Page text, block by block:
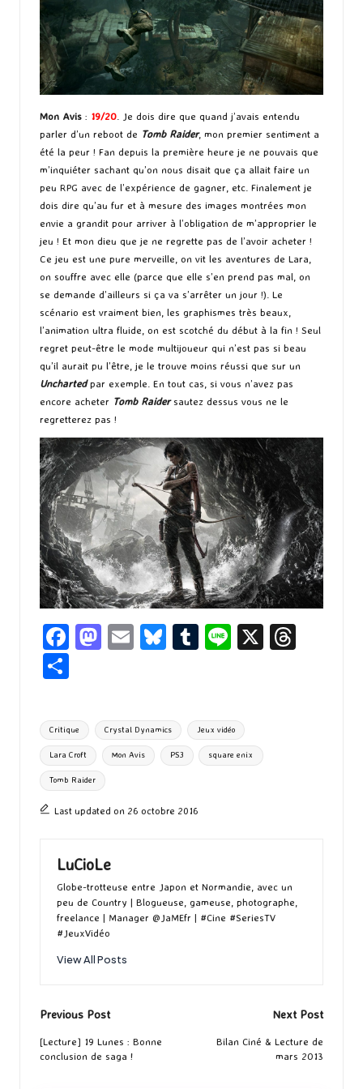
Mon Avis : 19/20 . Je dois dire que quand j’avais entendu
parler d’un reboot de Tomb Raider, mon premier sentiment a
été la peur ! Fan depuis la première heure je ne pouvais que
m’inquiéter sachant qu’on nous disait que ça allait faire un
peu RPG avec de l’expérience de gagner, etc. Finalement je
dois dire qu’au fur et à mesure des images montrées mon
envie a grandit pour arriver à l’obligation de m’approprier le
jeu ! Et mon dieu que je ne regrette pas de l’avoir acheter !
Ce jeu est une pure merveille, on vit les aventures de Lara,
on souffre avec elle (parce que elle s’en prend pas mal, on
se demande d’ailleurs si ça va s’arrêter un jour !). Le
scénario est vraiment bien, les graphismes très beaux,
l’animation ultra fluide, on est scotché du début à la fin ! Seul
regret peut-être le mode multijoueur qui n’est pas si beau
qu’il aurait pu l’être, je le trouve moins réussi que sur un
Uncharted par exemple. En tout cas, si vous n’avez pas
encore acheter Tomb Raidersautez dessus vous ne le
regretterez pas !
Fa
o
o
k
M
d
o
n
E
l
Bl
ky
T
bl
r
Li X
ta
g
er
Tags:
Critique Crystal Dynamics Jeux vidéo
Lara Croft Mon Avis PS3 square enix
Tomb Raider
Last updated on 26 octobre 2016
LuCioLe
Globe-trotteuse entre Japon et Normandie, avec un
peu de Country | Blogueuse, gameuse, photographe,
freelance | Manager @JaMEfr | #Cine #SeriesTV
#JeuxVidéo
View All Posts
Post
navigation
Previous Post
[Lecture] 19 Lunes : Bonne
conclusion de saga !
Next Post
Bilan Ciné & Lecture de
mars 2013